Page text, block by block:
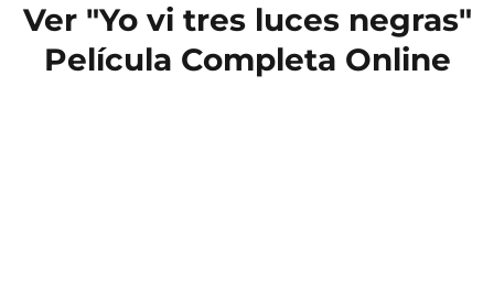
Ver "Yo vi tres luces negras"
Película Completa Online